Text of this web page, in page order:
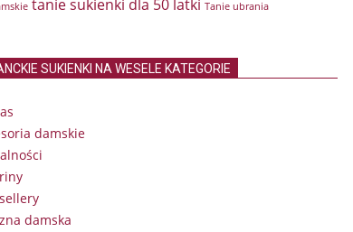
tanie sukienki dla 50 latki Tanie ubrania
SUKIENKI NA WESELE KATEGORIE
damskie
damska